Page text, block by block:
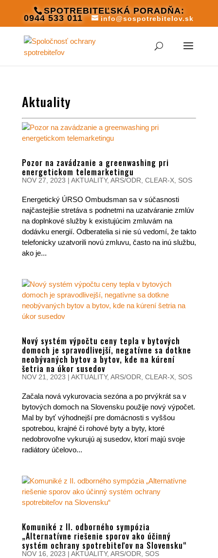
SPOTREBITEĽSKÁ PORADŇA:
0944 533 011 info@sospotrebitelov.sk
Aktuality
Pozor na zavádzanie a greenwashing pri
energetickom telemarketingu
NOV 27, 2023 | AKTUALITY, ARS/ODR CLEAR-X, SOS
Energetický ÚRSO Ombudsman sa v súčasnosti
najčastejšie stretáva s podnetmi na uzatváranie zmlúv
na doplnkové služby k existujúcim zmluvám na
dodávku energií. Odberatelia si nie sú vedomí, že takto
telefonicky uzatvorili novú zmluvu, často na inú službu,
ako je...
Nový systém výpočtu ceny tepla v bytových
domoch je spravodlivejší, negatívne sa dotkne
neobývaných bytov a bytov, kde na kúrení
šetria na úkor susedov
NOV 21, 2023 | AKTUALITY, ARS/ODR CLEAR-X, SOS
Začala nová vykurovacia sezóna a po prvýkrát sa v
bytových domoch na Slovensku použije nový výpočet.
Mal by byť výhodnejší pre domácnosti s vyššou
spotrebou, krajné či rohové byty a byty, ktoré
nedobrovoľne vykurujú aj susedov, ktorí majú svoje
radiátory účelovo...
Komuniké z II. odborného sympózia
„Alternatívne riešenie sporov ako účinný
systém ochrany spotrebiteľov na Slovensku“
NOV 16, 2023 | AKTUALITY, ARS/ODR SOS